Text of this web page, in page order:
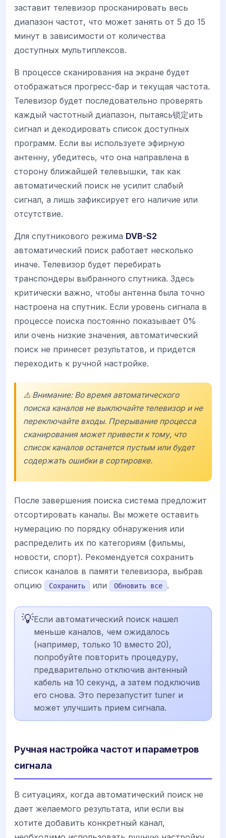
заставит телевизор просканировать весь
диапазон частот, что может занять от 5 до 15
минут в зависимости от количества
доступных мультиплексов.
В процессе сканирования на экране будет
отображаться прогресс-бар и текущая частота.
Телевизор будет последовательно проверять
каждый частотный диапазон, пытаясь锁定ить
сигнал и декодировать список доступных
программ. Если вы используете эфирную
антенну, убедитесь, что она направлена в
сторону ближайшей телевышки, так как
автоматический поиск не усилит слабый
сигнал, а лишь зафиксирует его наличие или
отсутствие.
Для спутникового режима DVB-S2
автоматический поиск работает несколько
иначе. Телевизор будет перебирать
транспондеры выбранного спутника. Здесь
критически важно, чтобы антенна была точно
настроена на спутник. Если уровень сигнала в
процессе поиска постоянно показывает 0%
или очень низкие значения, автоматический
поиск не принесет результатов, и придется
переходить к ручной настройке.
⚠️ Внимание: Во время автоматического
поиска каналов не выключайте телевизор и не
переключайте входы. Прерывание процесса
сканирования может привести к тому, что
список каналов останется пустым или будет
содержать ошибки в сортировке.
После завершения поиска система предложит
отсортировать каналы. Вы можете оставить
нумерацию по порядку обнаружения или
распределить их по категориям (фильмы,
новости, спорт). Рекомендуется сохранить
список каналов в памяти телевизора, выбрав
опцию
Сохранить или Обновить все .
💡Если автоматический поиск нашел
меньше каналов, чем ожидалось
(например, только 10 вместо 20),
попробуйте повторить процедуру,
предварительно отключив антенный
кабель на 10 секунд, а затем подключив
его снова. Это перезапустит tuner и
может улучшить прием сигнала.
Ручная настройка частот и параметров
сигнала
В ситуациях, когда автоматический поиск не
дает желаемого результата, или если вы
хотите добавить конкретный канал,